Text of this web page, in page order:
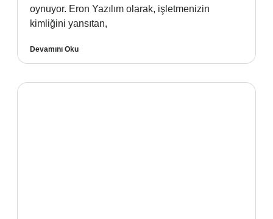
oynuyor. Eron Yazılım olarak, işletmenizin
kimliğini yansıtan,
Devamını Oku